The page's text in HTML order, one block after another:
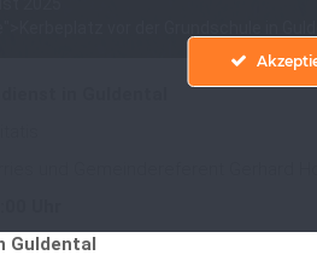
vor der Grundschule in
in Guldental
und Gemeindereferent Gerhard
Uhr
Guldental